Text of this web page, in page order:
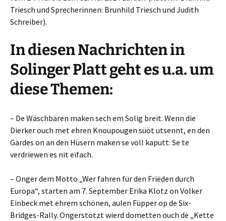
Triesch und Sprecherinnen: Brunhild Triesch und Judith
Schreiber).
In diesen Nachrichten in
Solinger Platt geht es u.a. um
diese Themen:
– De Wäschbären maken sech em Solig breït. Wenn die
Dierker ouch met ehren Knoupougen süöt utsennt, en den
Gärdes on an den Hüsern maken se völl kaputt. Se te
verdriewen es nit eïfach.
– Onger dem Motto „Wer fahren für den Friëden durch
Europa“, starten am 7. September Erika Klotz on Volker
Einbeck met ehrem schönen, aulen Füpper op de Six-
Bridges-Rally. Ongerstötzt wierd dometten ouch de „Kette